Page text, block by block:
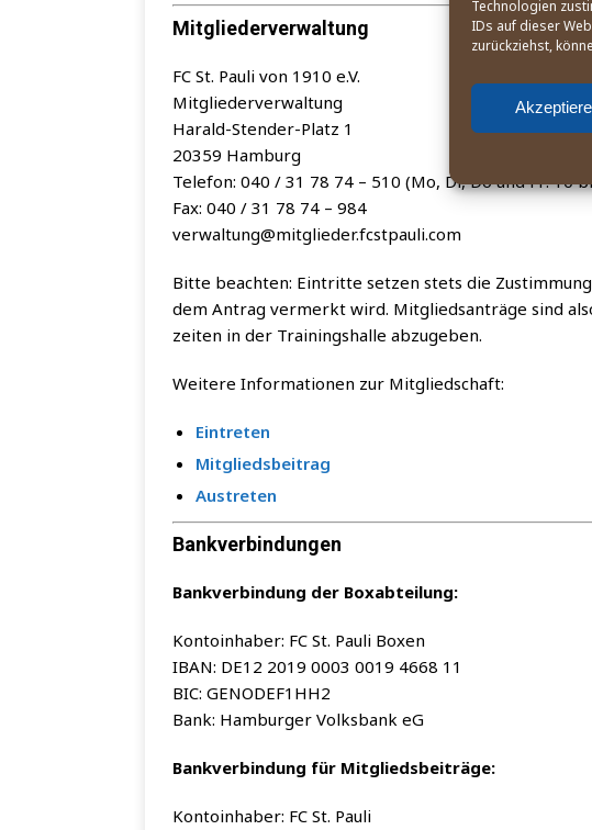
Technologien
IDs auf dieser
zurückziehst,
Mitgliederverwaltung
FC St. Pau­li von 1910 e.V.
Mitgliederverwaltung
Harald-Sten­der-Platz 1
20359 Hamburg
Tele­fon: 040 / 31 78 74 – 510 (Mo, Di, Do und Fr: 10
Fax: 040 / 31 78 74 – 984
verwaltung@​mitglieder.​fcstpauli.​com
Bit­te beach­ten: Ein­trit­te set­zen stets die
dem Antrag ver­merkt wird. Mit­glieds­an­trä­ge sind
zei­ten in der Trai­nings­hal­le abzugeben.
Wei­te­re Infor­ma­tio­nen zur Mitgliedschaft:
Ein­tre­ten
Mit­glieds­bei­trag
Aus­tre­ten
Bankverbindungen
Bank­ver­bin­dung der Boxabteilung:
Kon­to­in­ha­ber: FC St. Pau­li Boxen
IBAN: DE12 2019 0003 0019 4668 11
BIC: GENODEF1HH2
Bank: Ham­bur­ger Volks­bank eG
Bank­ver­bin­dung für Mitgliedsbeiträge:
Kon­to­in­ha­ber: FC St. Pauli